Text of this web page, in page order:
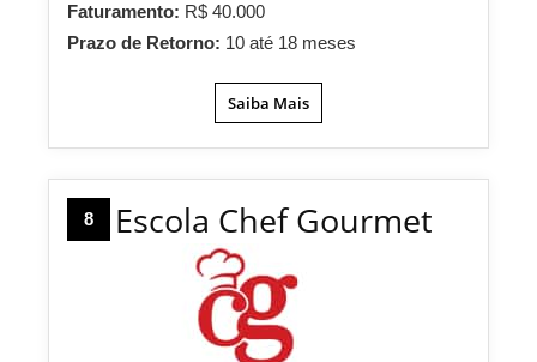
Faturamento: R$ 40.000
Prazo de Retorno: 10 até 18 meses
Saiba Mais
8 Escola Chef Gourmet